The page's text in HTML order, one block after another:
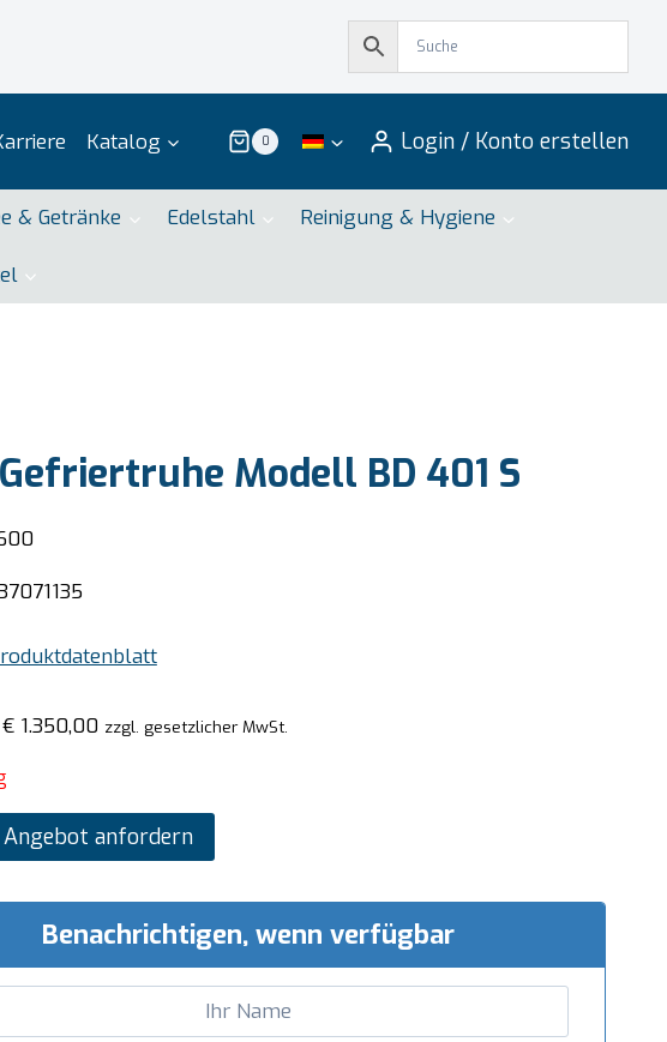
Katalog 0 Login / Konto erstellen
& Getränke Edelstahl Reinigung & Hygiene
Gefriertruhe Modell BD 401 S
€1.350,00 zzgl. gesetzlicher MwSt.
Angebot anfordern
Benachrichtigen, wenn verfügbar